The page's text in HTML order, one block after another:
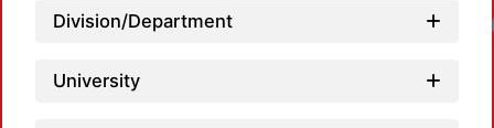
Division/Department
University